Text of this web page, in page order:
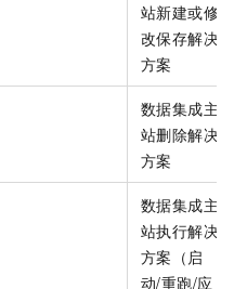
站新建或修
改保存解决
方案
数据集成主
站删除解决
方案
数据集成主
站执行解决
方案（启
动/重跑/应